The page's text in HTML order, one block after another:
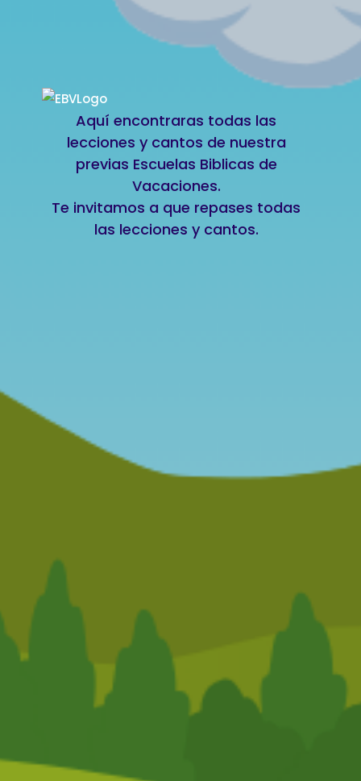
Aquí encontraras todas las
lecciones y cantos de nuestra
previas Escuelas Biblicas de
Vacaciones.
Te invitamos a que repases todas
las lecciones y cantos.